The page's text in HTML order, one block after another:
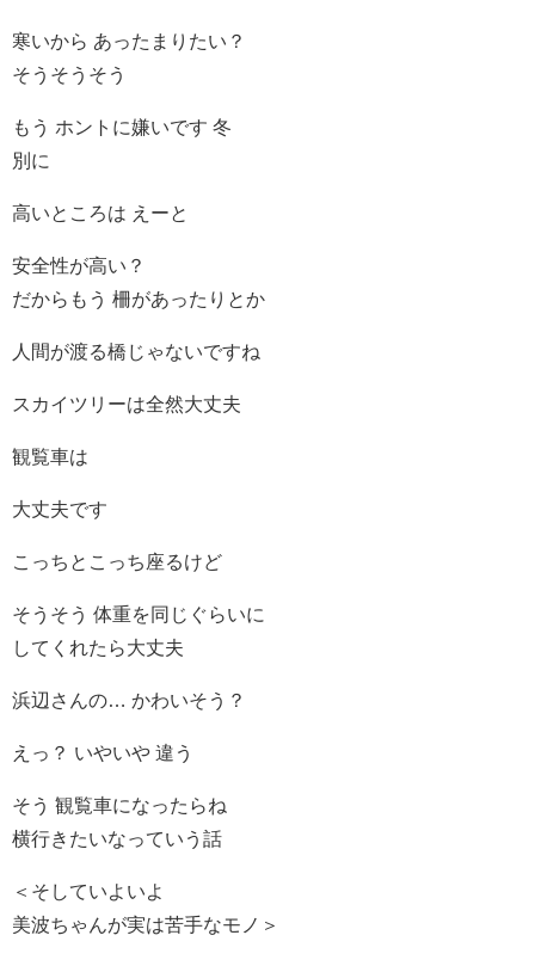
寒いから あったまりたい？
そうそうそう
もう ホントに嫌いです 冬
別に
高いところは えーと
安全性が高い？
だからもう 柵があったりとか
人間が渡る橋じゃないですね
スカイツリーは全然大丈夫
観覧車は
大丈夫です
こっちとこっち座るけど
そうそう 体重を同じぐらいに
してくれたら大丈夫
浜辺さんの… かわいそう？
えっ？ いやいや 違う
そう 観覧車になったらね
横行きたいなっていう話
＜そしていよいよ
美波ちゃんが実は苦手なモノ＞